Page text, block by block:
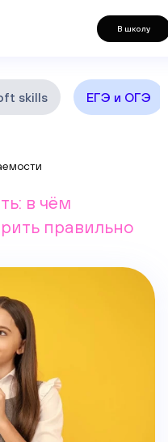
В школу
skills ЕГЭ и ОГЭ
в чём
правильно